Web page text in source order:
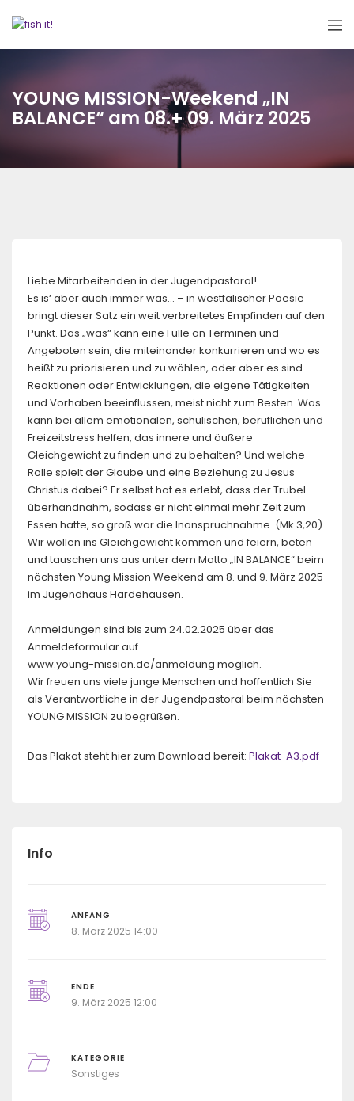
YOUNG MISSION-Weekend „IN
BALANCE“ am 08.+ 09. März 2025
Liebe Mitarbeitenden in der Jugendpastoral!
Es is‘ aber auch immer was… – in westfälischer Poesie
bringt dieser Satz ein weit verbreitetes Empfinden auf den
Punkt. Das „was“ kann eine Fülle an Terminen und
Angeboten sein, die miteinander konkurrieren und wo es
heißt zu priorisieren und zu wählen, oder aber es sind
Reaktionen oder Entwicklungen, die eigene Tätigkeiten
und Vorhaben beeinflussen, meist nicht zum Besten. Was
kann bei allem emotionalen, schulischen, beruflichen und
Freizeitstress helfen, das innere und äußere
Gleichgewicht zu finden und zu behalten? Und welche
Rolle spielt der Glaube und eine Beziehung zu Jesus
Christus dabei? Er selbst hat es erlebt, dass der Trubel
überhandnahm, sodass er nicht einmal mehr Zeit zum
Essen hatte, so groß war die Inanspruchnahme. (Mk 3,20)
Wir wollen ins Gleichgewicht kommen und feiern, beten
und tauschen uns aus unter dem Motto „IN BALANCE“ beim
nächsten Young Mission Weekend am 8. und 9. März 2025
im Jugendhaus Hardehausen.
Anmeldungen sind bis zum 24.02.2025 über das
Anmeldeformular auf
www.young-mission.de/anmeldung möglich.
Wir freuen uns viele junge Menschen und hoffentlich Sie
als Verantwortliche in der Jugendpastoral beim nächsten
YOUNG MISSION zu begrüßen.
Das Plakat steht hier zum Download bereit: Plakat-A3.pdf
Info
ANFANG
8. März 2025 14:00
ENDE
9. März 2025 12:00
KATEGORIE
Sonstiges